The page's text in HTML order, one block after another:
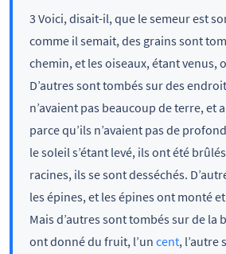
3 Voici, disait-il, que le semeur est
comme il semait, des grains sont
chemin, et les oiseaux, étant venus,
D’autres sont tombés sur des
n’avaient pas beaucoup de terre, et
parce qu’ils n’avaient pas de
le soleil s’étant levé, ils ont été
racines, ils se sont desséchés.
les épines, et les épines ont monté
Mais d’autres sont tombés sur de la
ont donné du fruit, l’un cent, l’autre